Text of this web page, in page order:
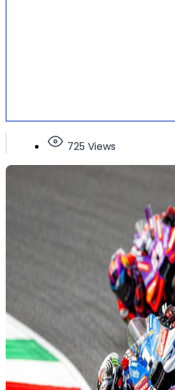
725 Views